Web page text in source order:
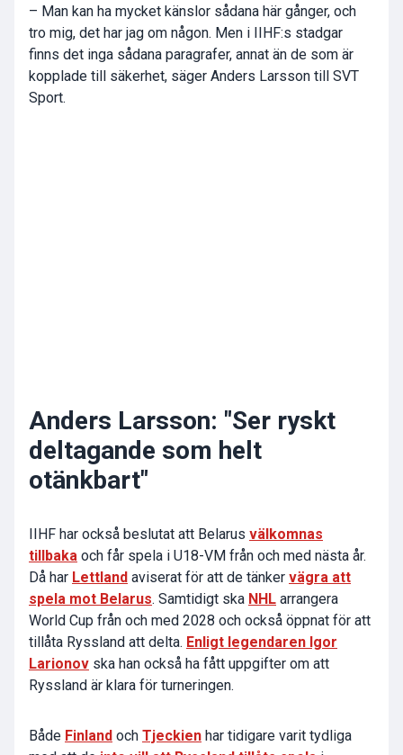
– Man kan ha mycket känslor sådana här gånger, och
tro mig, det har jag om någon. Men i IIHF:s stadgar
finns det inga sådana paragrafer, annat än de som är
kopplade till säkerhet, säger Anders Larsson till SVT
Sport.
Anders Larsson: "Ser ryskt
deltagande som helt
otänkbart"
IIHF har också beslutat att Belarus välkomnas
tillbaka och får spela i U18-VM från och med nästa år.
Då har Lettland aviserat för att de tänker vägra att
spela mot Belarus. Samtidigt ska NHL arrangera
World Cup från och med 2028 och också öppnat för att
tillåta Ryssland att delta. Enligt legendaren Igor
Larionov ska han också ha fått uppgifter om att
Ryssland är klara för turneringen.
Både Finland och Tjeckien har tidigare varit tydliga